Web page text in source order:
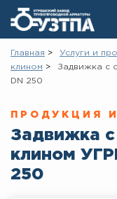
Главная Услуги и
клином
Задвижка с
DN 250
ПРОДУКЦИЯ И
Задвижка
клином
250